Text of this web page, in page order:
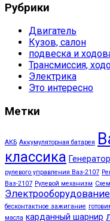
Рубрики
Двигатель
Кузов, салон
подвеска и
Трансмиссия,
Электрика
Это интересно
Метки
АКБ Аккумуляторная батарея
классика
рулевого управления Ваз-2107
Ваз-2107 Рулевой механизм
бесконтактное зажигание
масла карданный шарнир